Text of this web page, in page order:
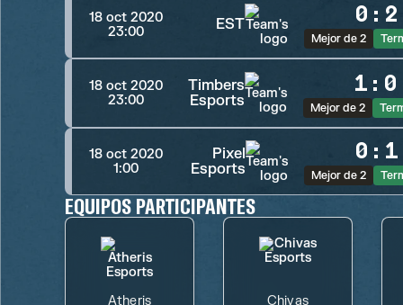
18 oct 2020
23:00
EST 0 : 2
Mejor de 2
18 oct 2020
23:00
Timbers
Esports
1 : 0
Mejor de 2
18 oct 2020
1:00
Pixel
Esports
0 : 1
Mejor de 2
EQUIPOS PARTICIPANTES
Atheris
Chivas